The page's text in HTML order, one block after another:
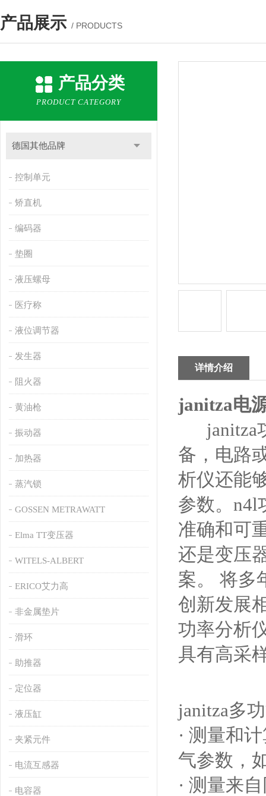
产品展示 / PRODUCTS
产品分类
PRODUCT CATEGORY
德国其他品牌
控制单元
矫直机
编码器
垫圈
液压螺母
医疗称
液位调节器
发生器
阻火器
黄油枪
振动器
加热器
蒸汽锁
GOSSEN METRAWATT
Elma TT变压器
WITELS-ALBERT
ERICO艾力高
非金属垫片
滑环
助推器
定位器
液压缸
夹紧元件
电流互感器
电容器
详情介绍
janitza电
janitza
备，电路
析仪还能
参数。n4l
准确和可
还是变压
案。 将多
创新发展
功率分析
具有高采
janitza多
· 测量和
气参数，
· 测量来